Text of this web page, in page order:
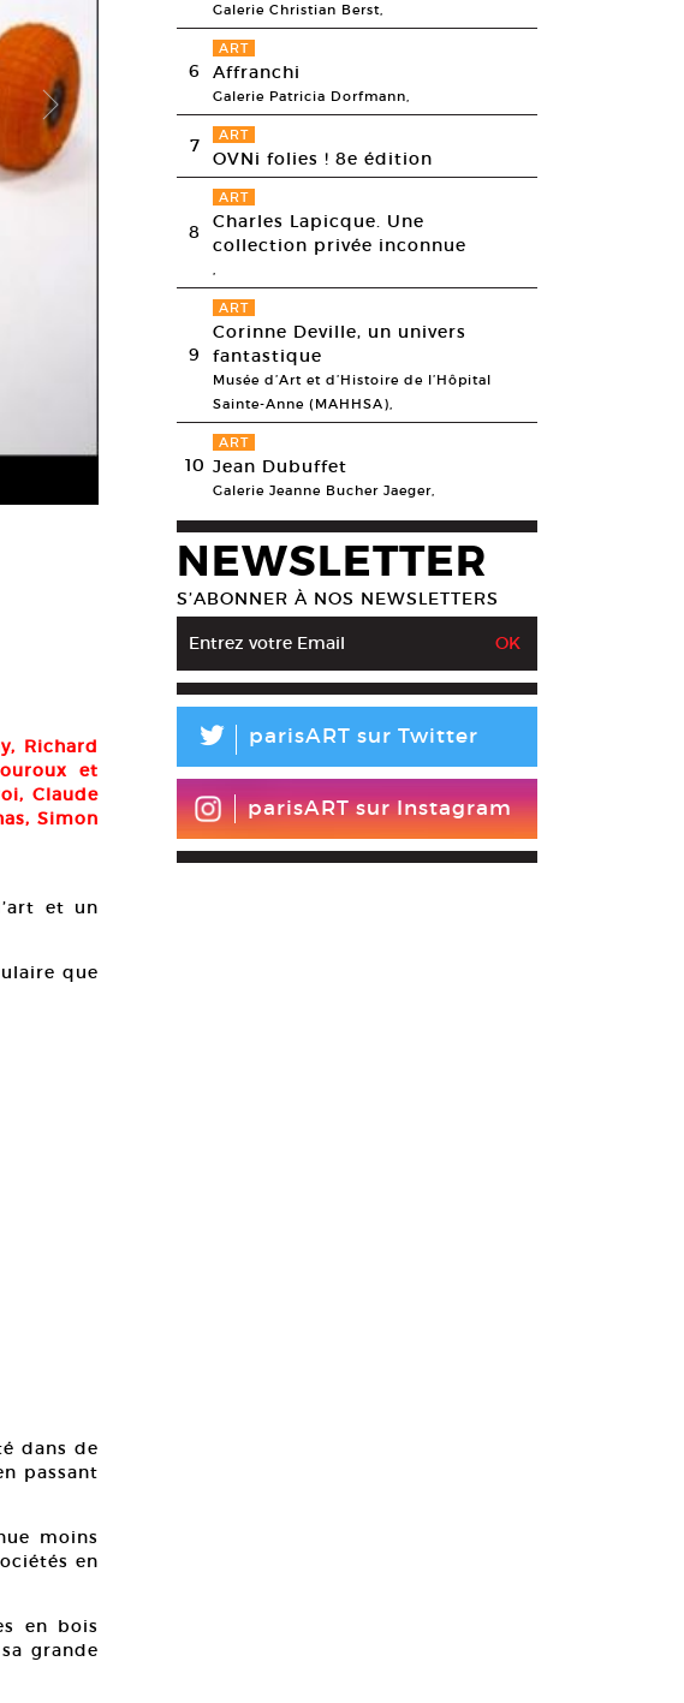
Jean Dupuy, L’anacycle, 2006. Techniques mixtes. 117 x 207 x 61 cm.
Courtesy galerie Loevenbruck (Paris) © Jean Dupuy
Richard
et
Claude
Simon
et un
que
dans de
passant
moins
en
en bois
grande
Galerie Christian Berst,
6
ART
Affranchi
Galerie Patricia Dorfmann,
7 ART
OVNi folies ! 8e édition
8
ART
Charles Lapicque. Une
collection privée inconnue
,
9
ART
Corinne Deville, un univers
fantastique
Musée d’Art et d’Histoire de l’Hôpital
Sainte-Anne (MAHHSA),
10
ART
Jean Dubuffet
Galerie Jeanne Bucher Jaeger,
NEWSLETTER
S’ABONNER À NOS NEWSLETTERS
L parisART sur Twitter
parisART sur Instagram